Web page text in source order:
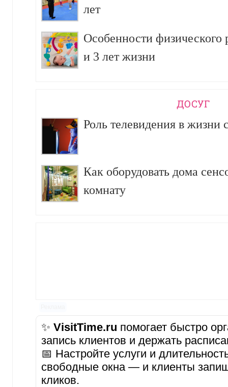
лет
Особенности физического
и 3 лет жизни
ДОСУГ
Роль телевидения в жизни
Как оборудовать дома
комнату
✨ VisitTime.ru помогает быстро
запись клиентов и держать
📅 Настройте услуги и
свободные окна — и клиенты
кликов.